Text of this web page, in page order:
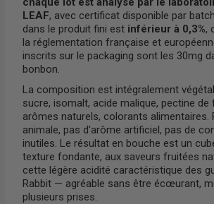
LEAF, avec certificat disponible par
dans le produit fini est inférieur à 0,3%,
la réglementation française et
inscrits sur le packaging sont les 30mg
bonbon.
La composition est intégralement
sucre, isomalt, acide malique, pectine de
arômes naturels, colorants alimentaires.
animale, pas d'arôme artificiel, pas de
inutiles. Le résultat en bouche est un
texture fondante, aux saveurs fruitées
cette légère acidité caractéristique des
Rabbit — agréable sans être écœurant,
plusieurs prises.